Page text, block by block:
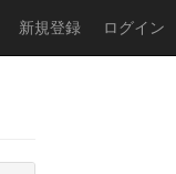
新規登録 ログイン